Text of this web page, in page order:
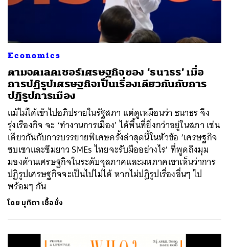
Economics
ตามจดเลคเชอร์เศรษฐกิจของ ‘ธนาธร’ เมื่อ
การปฏิรูปเศรษฐกิจเป็นเรื่องเดียวกันกับการ
ปฏิรูปการเมือง
แม้ไม่ได้เข้าไปอภิปรายในรัฐสภา แต่ดูเหมือนว่า ธนาธร จึง
รุ่งเรืองกิจ จะ ‘ทำงานการเมือง’ ได้พื้นที่ยิ่งกว่าอยู่ในสภา เช่น
เดียวกันกับการบรรยายพิเศษครั้งล่าสุดนี้ในหัวข้อ ‘เศรษฐกิจ
ซบเซาและซึมยาว SMEs ไทยจะรับมืออย่างไร’ ที่พูดถึงมุม
มองด้านเศรษฐกิจในระดับจุลภาคและมหภาคเขาเห็นว่าการ
ปฏิรูปเศรษฐกิจจะเป็นไปไม่ได้ หากไม่ปฏิรูปเรื่องอื่นๆ ไป
พร้อมๆ กัน
โดย มุทิตา เชื้อชั่ง